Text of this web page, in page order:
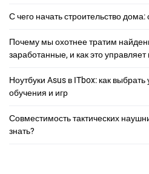
С чего начать строительство
Почему мы охотнее тратим
заработанные, и как это
Ноутбуки Asus в ITbox: как
обучения и игр
Совместимость тактических
знать?